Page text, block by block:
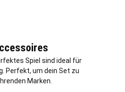
Spiel sind ideal für
Perfekt, um dein Set zu
Marken.